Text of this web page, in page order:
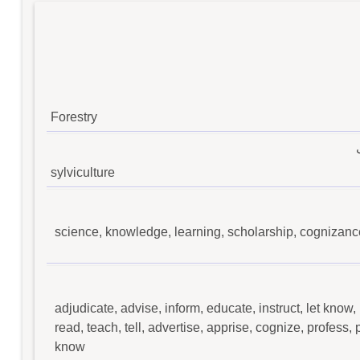
Forestry
sylviculture
science, knowledge, learning, scholarship,
adjudicate, advise, inform, educate, instruct, let
read, teach, tell, advertise, apprise, cognize, profess,
know